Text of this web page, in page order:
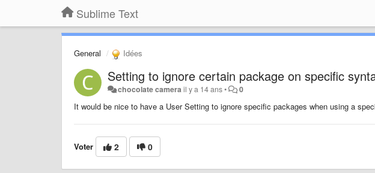
Sublime Text
General Idées
Setting to ignore certain package on specific
chocolate camera il y a 14 ans• 0
It would be nice to have a User Setting to ignore specific packages when using a
Voter 2 0